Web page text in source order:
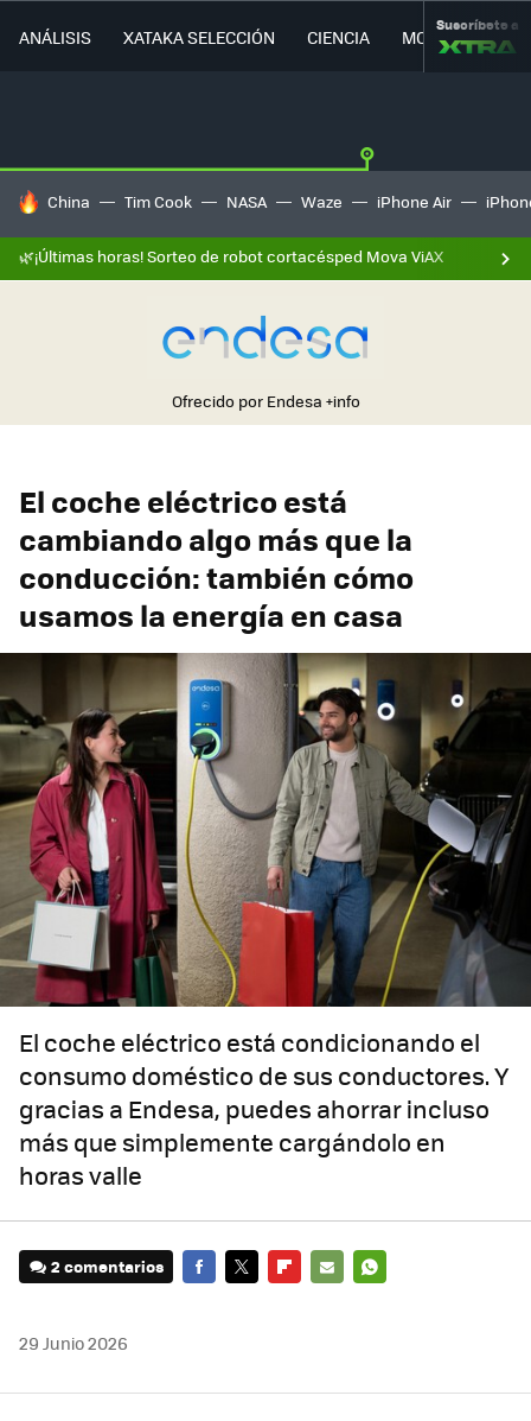
ANÁLISIS XATAKA SELECCIÓN CIENCIA MOVILIDAD
Suscríbete a
HOY SE HABLA DE
China Tim Cook NASA Waze iPhone Air
🌿¡Últimas horas! Sorteo de robot cortacésped Mova ViAX
Ofrecido por Endesa +info
El coche eléctrico está
cambiando algo más que la
conducción: también cómo
usamos la energía en casa
El coche eléctrico está condicionando el
consumo doméstico de sus conductores. Y
gracias a Endesa, puedes ahorrar incluso
más que simplemente cargándolo en
horas valle
2 comentarios
29 Junio 2026